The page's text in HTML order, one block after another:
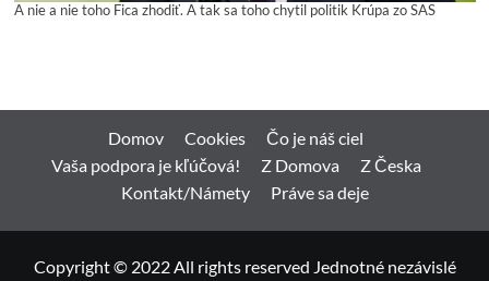
A nie a nie toho Fica zhodiť. A tak sa toho chytil politik Krúpa zo SAS
Domov Cookies
Čo je náš ciel
Vaša podpora je kľúčová!
Z Domova
Z Česka
Kontakt/Námety
Práve sa deje
Copyright © 2022 All rights reserved Jednotné nezávislé